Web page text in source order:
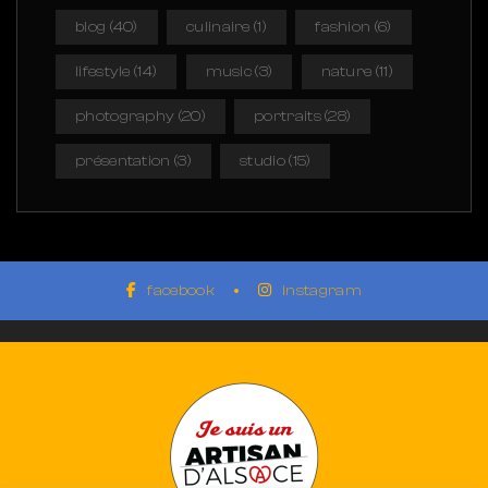
blog (40) culinaire (1) fashion (6)
lifestyle (14) music(3) nature (11)
photography (20) portraits(28)
présentation (3) studio(15)
facebook instagram